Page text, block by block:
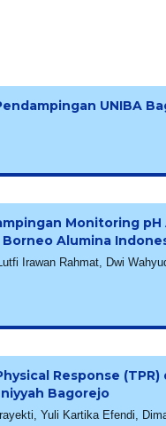
UNIBA
Monitoring
Alumina
Irawan Rahmat, Dwi
Response
Bagorejo
Yuli Kartika Efendi,